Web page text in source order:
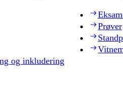
og inkludering
Prøver